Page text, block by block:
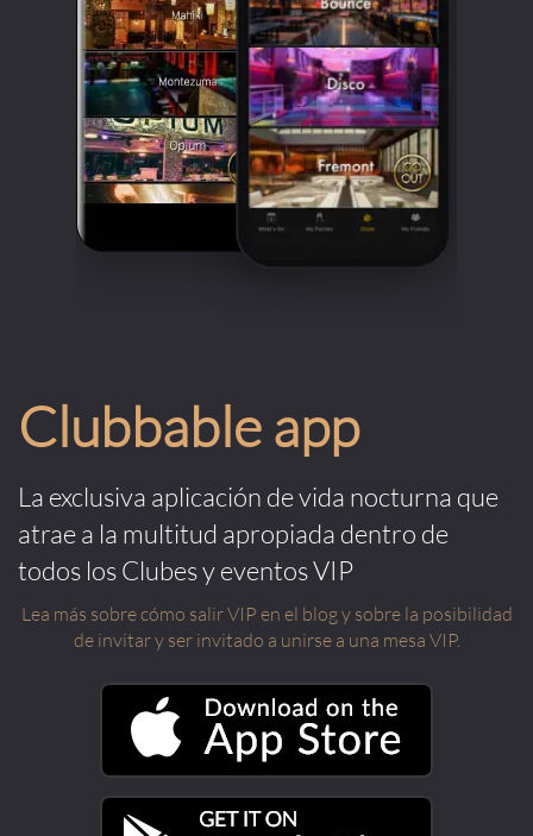
Clubbable app
La exclusiva aplicación de vida nocturna que
atrae a la multitud apropiada dentro de
todos los Clubes y eventos VIP
Lea más sobre cómo salir VIP en el blog y sobre la posibilidad
de invitar y ser invitado a unirse a una mesa VIP.